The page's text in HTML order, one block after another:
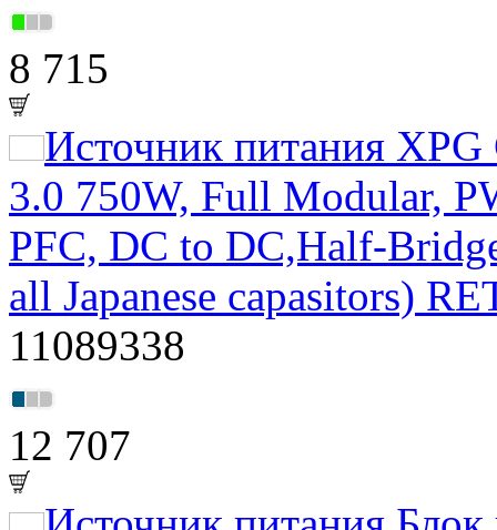
8 715
Источник питания
3.0 750W, Full Modular,
PFC, DC to DC,Half-
all Japanese capasitors)
11089338
12 707